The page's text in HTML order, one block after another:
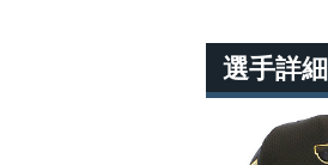
選手詳細